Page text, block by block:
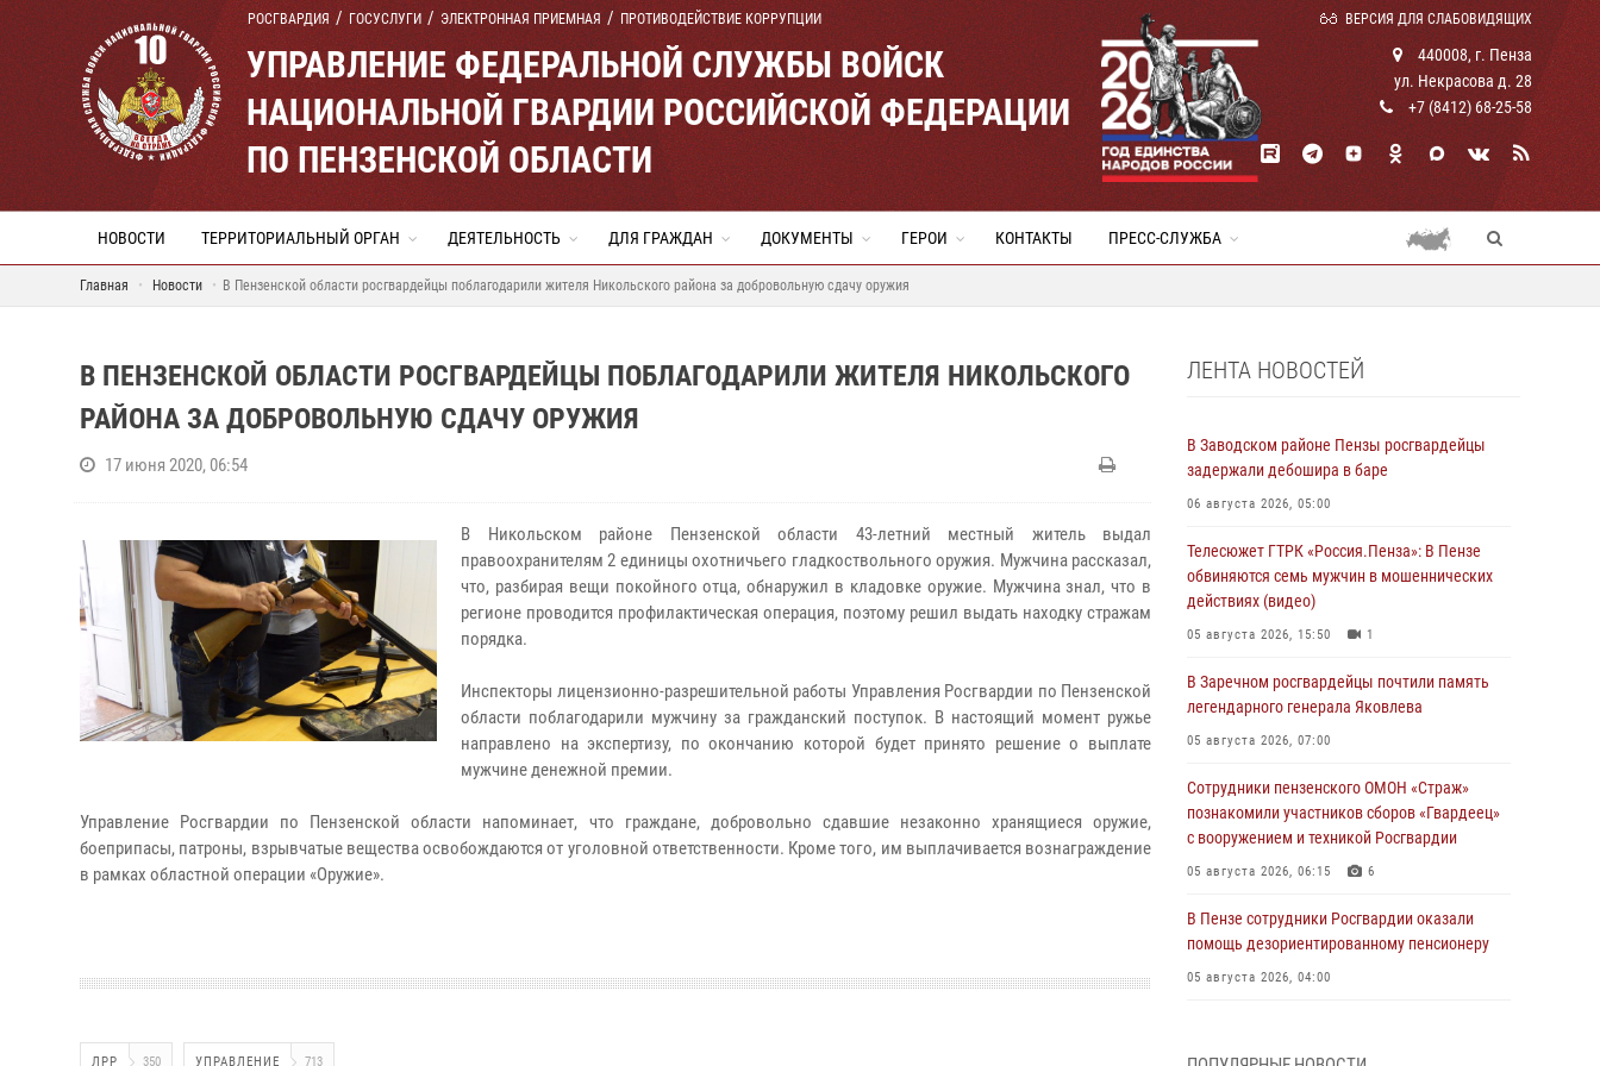
РОСГВАРДИЯ ГОСУСЛУГИ ЭЛЕКТРОННАЯ ПРИЕМНАЯ ПРОТИВОДЕЙСТВИЕ КОРРУПЦИИ ВЕРСИЯ ДЛЯ СЛАБОВИДЯЩИХ
УПРАВЛЕНИЕ ФЕДЕРАЛЬНОЙ СЛУЖБЫ ВОЙСК
НАЦИОНАЛЬНОЙ ГВАРДИИ РОССИЙСКОЙ ФЕДЕРАЦИИ
ПО ПЕНЗЕНСКОЙ ОБЛАСТИ
440008, г. Пенза
ул. Некрасова д. 28
+7 (8412) 68-25-58
НОВОСТИ ТЕРРИТОРИАЛЬНЫЙ ОРГАН ДЕЯТЕЛЬНОСТЬ ДЛЯ ГРАЖДАН ДОКУМЕНТЫ ГЕРОИ КОНТАКТЫ ПРЕСС-СЛУЖБА
Главная Новости В Пензенской области росгвардейцы поблагодарили жителя Никольского района за добровольную сдачу оружия
В ПЕНЗЕНСКОЙ ОБЛАСТИ РОСГВАРДЕЙЦЫ ПОБЛАГОДАРИЛИ ЖИТЕЛЯ НИКОЛЬСКОГО
РАЙОНА ЗА ДОБРОВОЛЬНУЮ СДАЧУ ОРУЖИЯ
17 июня 2020, 06:54
В Никольском районе Пензенской области 43-летний местный житель выдал
правоохранителям 2 единицы охотничьего гладкоствольного оружия. Мужчина рассказал,
что, разбирая вещи покойного отца, обнаружил в кладовке оружие. Мужчина знал, что в
регионе проводится профилактическая операция, поэтому решил выдать находку стражам
порядка.
Инспекторы лицензионно-разрешительной работы Управления Росгвардии по Пензенской
области поблагодарили мужчину за гражданский поступок. В настоящий момент ружье
направлено на экспертизу, по окончанию которой будет принято решение о выплате
мужчине денежной премии.
Управление Росгвардии по Пензенской области напоминает, что граждане, добровольно сдавшие незаконно хранящиеся оружие,
боеприпасы, патроны, взрывчатые вещества освобождаются от уголовной ответственности. Кроме того, им выплачивается вознаграждение
в рамках областной операции «Оружие».
ЛРР 350 УПРАВЛЕНИЕ 713
ЛЕНТА НОВОСТЕЙ
В Заводском районе Пензы росгвардейцы
задержали дебошира в баре
06 августа 2026, 05:00
Телесюжет ГТРК «Россия.Пенза»: В Пензе
обвиняются семь мужчин в мошеннических
действиях (видео)
05 августа 2026, 15:50 1
В Заречном росгвардейцы почтили память
легендарного генерала Яковлева
05 августа 2026, 07:00
Сотрудники пензенского ОМОН «Страж»
познакомили участников сборов «Гвардеец»
с вооружением и техникой Росгвардии
05 августа 2026, 06:15 6
В Пензе сотрудники Росгвардии оказали
помощь дезориентированному пенсионеру
05 августа 2026, 04:00